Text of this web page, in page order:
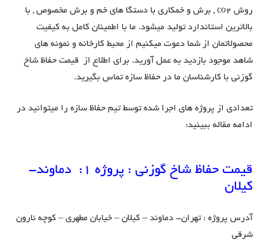
روش co2 , برش و خمکاری با دستگا های خم و برش مخصوص , با
بالاترین استاندارد تولید میشود. ما با اطمینان کامل به کیفیت
محصولاتمان از شما دعوت میکنیم از محیط کارخانه و نمونه های
شاهد موجود بازدید به عمل آورید. برای اطلاع از قیمت حفاظ شاخ
گوزنی با کارشناسان ما در حفاظ سازه تماس بگیرید.
تعدادی از پروژه های اجرا شده توسط تیم حفاظ سازه را میتوانید در
ادامه مقاله ببینید:
قیمت حفاظ شاخ گوزنی : پروژه 1: دماوند-
کیلان
آدرس پروژه : تهران- دماوند – کیلان – خیابان مطهری – کوچه نارون
شرقی